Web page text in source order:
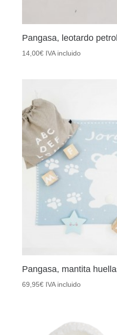
Pangasa, leotardo
14,00€ IVA incluido
Pangasa, mantita
69,95€ IVA incluido